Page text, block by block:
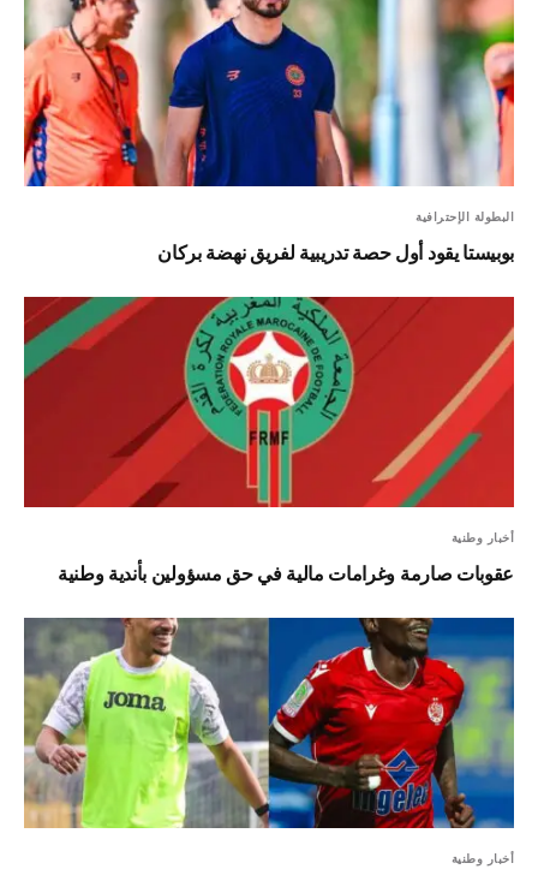
البطولة الإحترافية
بوبيستا يقود أول حصة تدريبية لفريق نهضة بركان
أخبار وطنية
عقوبات صارمة وغرامات مالية في حق مسؤولين بأندية وطنية
أخبار وطنية